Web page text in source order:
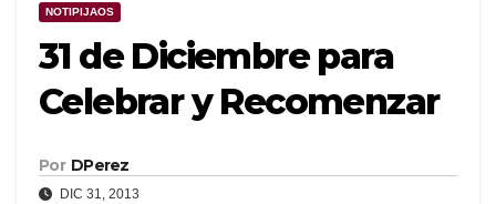
NOTIPIJAOS
31 de Diciembre para
Celebrar y Recomenzar
Por DPerez
DIC 31, 2013